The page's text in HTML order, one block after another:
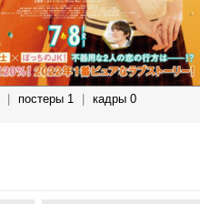
постеры 1 кадры 0